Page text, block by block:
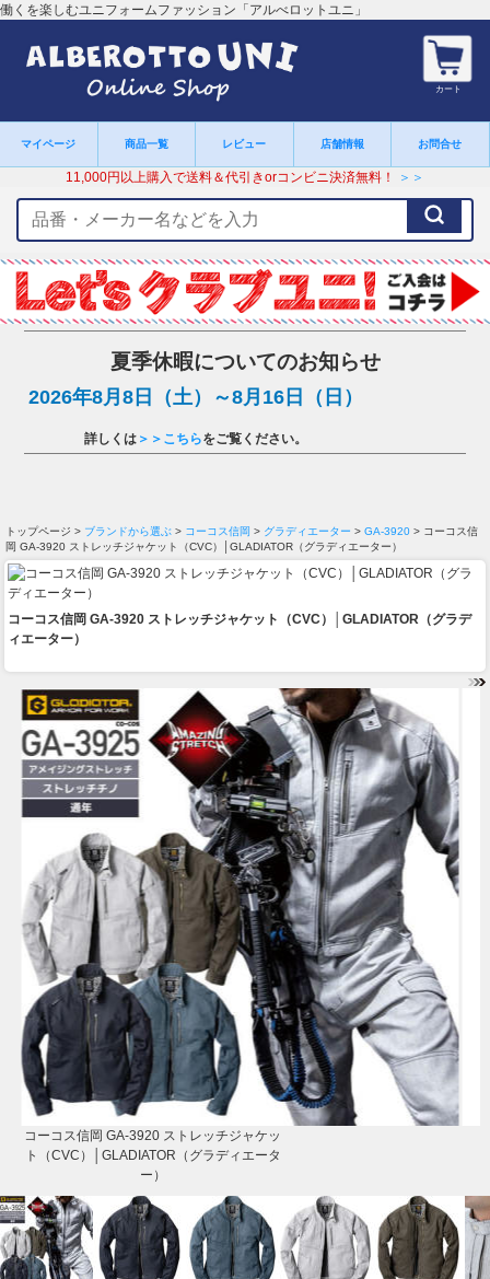
働くを楽しむユニフォームファッション「アルべロットユニ」
カート
マイページ 商品一覧 レビュー 店舗情報 お問合せ
11,000円以上購入で送料＆代引きorコンビニ決済無料！ ＞＞
ー
ワ
ー
ド
夏季休暇についてのお知らせ
2026年8月8日（土）～8月16日（日）
詳しくは ＞＞こちらをご覧ください。
トップページ > ブランドから選ぶ > コーコス信岡 > グラディエーター > GA-3920 > コーコス信
岡 GA-3920 ストレッチジャケット（CVC）│GLADIATOR（グラディエーター）
コーコス信岡 GA-3920 ストレッチジャケット（CVC）│GLADIATOR（グラデ
ィエーター）
コーコス信岡 GA-3920 ストレッチジャケッ
ト（CVC）│GLADIATOR（グラディエータ
ー）